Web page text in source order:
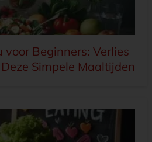
voor Beginners: Verlies
Simpele Maaltijden